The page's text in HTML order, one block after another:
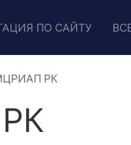
ПО САЙТУ
РК